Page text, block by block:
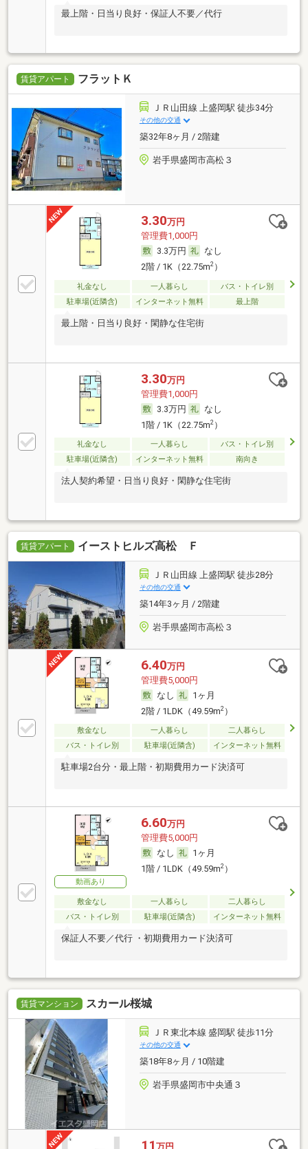
最上階・日当り良好・保証人不要／代行
賃貸アパート フラットＫ
ＪＲ山田線 上盛岡駅 徒歩34分
その他の交通
築32年8ヶ月 / 2階建
岩手県盛岡市高松３
3.30万円
管理費1,000円
3.3万円
なし
2階 / 1K（22.75m2）
礼金なし 一人暮らし
バス・トイレ別
駐車場(近隣含)
インターネット無料 最上階
最上階・日当り良好・閑静な住宅街
3.30万円
管理費1,000円
3.3万円
なし
1階 / 1K（22.75m2）
礼金なし 一人暮らし
バス・トイレ別
駐車場(近隣含)
インターネット無料 南向き
法人契約希望・日当り良好・閑静な住宅街
賃貸アパート イーストヒルズ高松 Ｆ
ＪＲ山田線 上盛岡駅 徒歩28分
その他の交通
築14年3ヶ月 / 2階建
岩手県盛岡市高松３
6.40万円
管理費5,000円
なし
1ヶ月
2階 / 1LDK（49.59m2）
敷金なし 一人暮らし
二人暮らし
バス・トイレ別
駐車場(近隣含) インターネット無料
駐車場2台分・最上階・初期費用カード決済可
動画あり
6.60万円
管理費5,000円
なし
1ヶ月
1階 / 1LDK（49.59m2）
敷金なし 一人暮らし
二人暮らし
バス・トイレ別
駐車場(近隣含) インターネット無料
保証人不要／代行 ・初期費用カード決済可
賃貸マンション スカール桜城
ＪＲ東北本線 盛岡駅 徒歩11分
その他の交通
築18年8ヶ月 / 10階建
岩手県盛岡市中央通３
11 万円